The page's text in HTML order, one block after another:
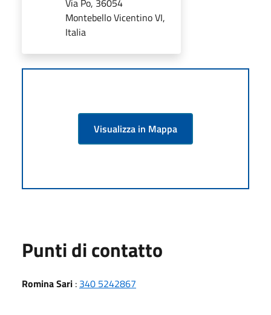
Montebello Vicentino VI,
Italia
Visualizza in Mappa
Punti di contatto
Romina Sari : 340 5242867